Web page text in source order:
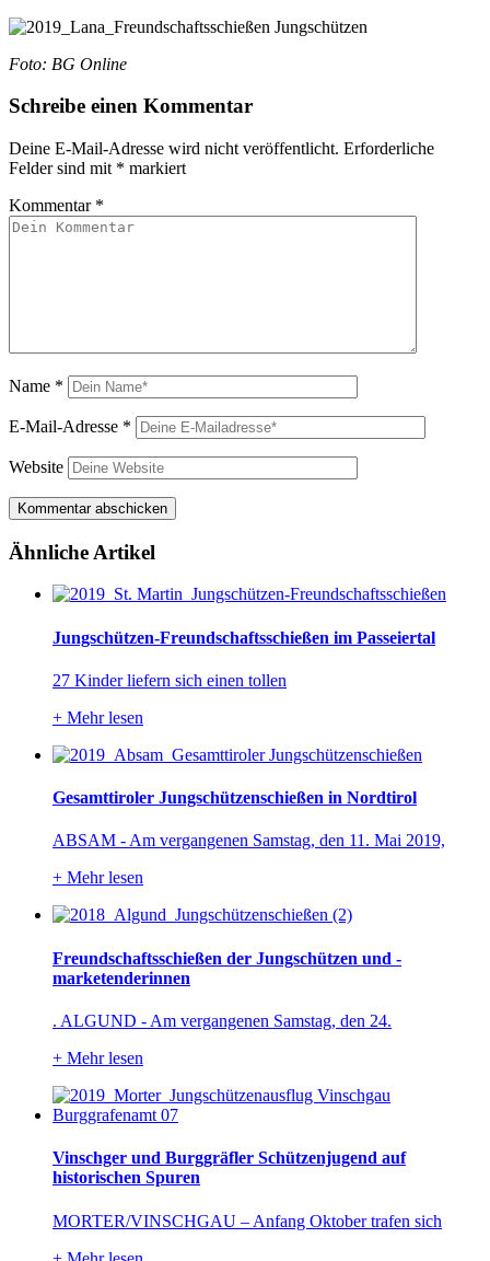
Foto: BG Online
Schreibe einen Kommentar
Deine E-Mail-Adresse wird nicht veröffentlicht. Erforderliche
Felder sind mit * markiert
Kommentar *
Name *
E-Mail-Adresse *
Website
Ähnliche Artikel
Jungschützen-Freundschaftsschießen im Passeiertal
27 Kinder liefern sich einen tollen
+ Mehr lesen
Gesamttiroler Jungschützenschießen in Nordtirol
ABSAM - Am vergangenen Samstag, den 11. Mai 2019,
+ Mehr lesen
Freundschaftsschießen der Jungschützen und -
marketenderinnen
. ALGUND - Am vergangenen Samstag, den 24.
+ Mehr lesen
Vinschger und Burggräfler Schützenjugend auf
historischen Spuren
MORTER/VINSCHGAU – Anfang Oktober trafen sich